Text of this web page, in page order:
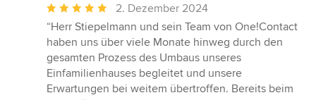
Durchschnittliche
Bewertung:
5
von
5
Sternen
2. Dezember 2024
“Herr Stiepelmann und sein Team von One!Contact
haben uns über viele Monate hinweg durch den
gesamten Prozess des Umbaus unseres
Einfamilienhauses begleitet und unsere
Erwartungen bei weitem übertroffen. Bereits beim